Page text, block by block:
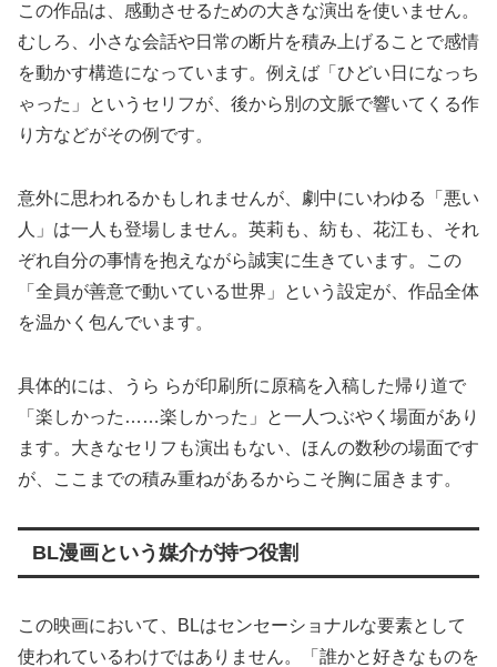
この作品は、感動させるための大きな演出を使いません。
むしろ、小さな会話や日常の断片を積み上げることで感情
を動かす構造になっています。例えば「ひどい日になっち
ゃった」というセリフが、後から別の文脈で響いてくる作
り方などがその例です。
意外に思われるかもしれませんが、劇中にいわゆる「悪い
人」は一人も登場しません。英莉も、紡も、花江も、それ
ぞれ自分の事情を抱えながら誠実に生きています。この
「全員が善意で動いている世界」という設定が、作品全体
を温かく包んでいます。
具体的には、うら らが印刷所に原稿を入稿した帰り道で
「楽しかった……楽しかった」と一人つぶやく場面があり
ます。大きなセリフも演出もない、ほんの数秒の場面です
が、ここまでの積み重ねがあるからこそ胸に届きます。
BL漫画という媒介が持つ役割
この映画において、BLはセンセーショナルな要素として
使われているわけではありません。「誰かと好きなものを